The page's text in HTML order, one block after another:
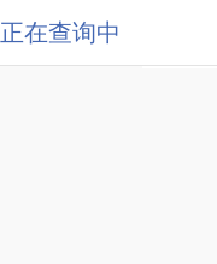
正在查询中